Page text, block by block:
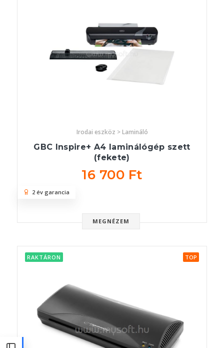
Irodai eszköz > Lamináló
GBC Inspire+ A4 laminálógép szett
(fekete)
16 700 Ft
MEGNÉZEM
2 év garancia
RAKTÁRON TOP